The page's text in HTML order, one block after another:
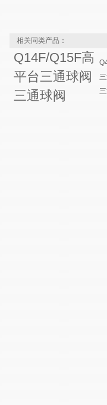
相关同类产品：
Q14F/Q15F高
平台三通球阀
三通球阀